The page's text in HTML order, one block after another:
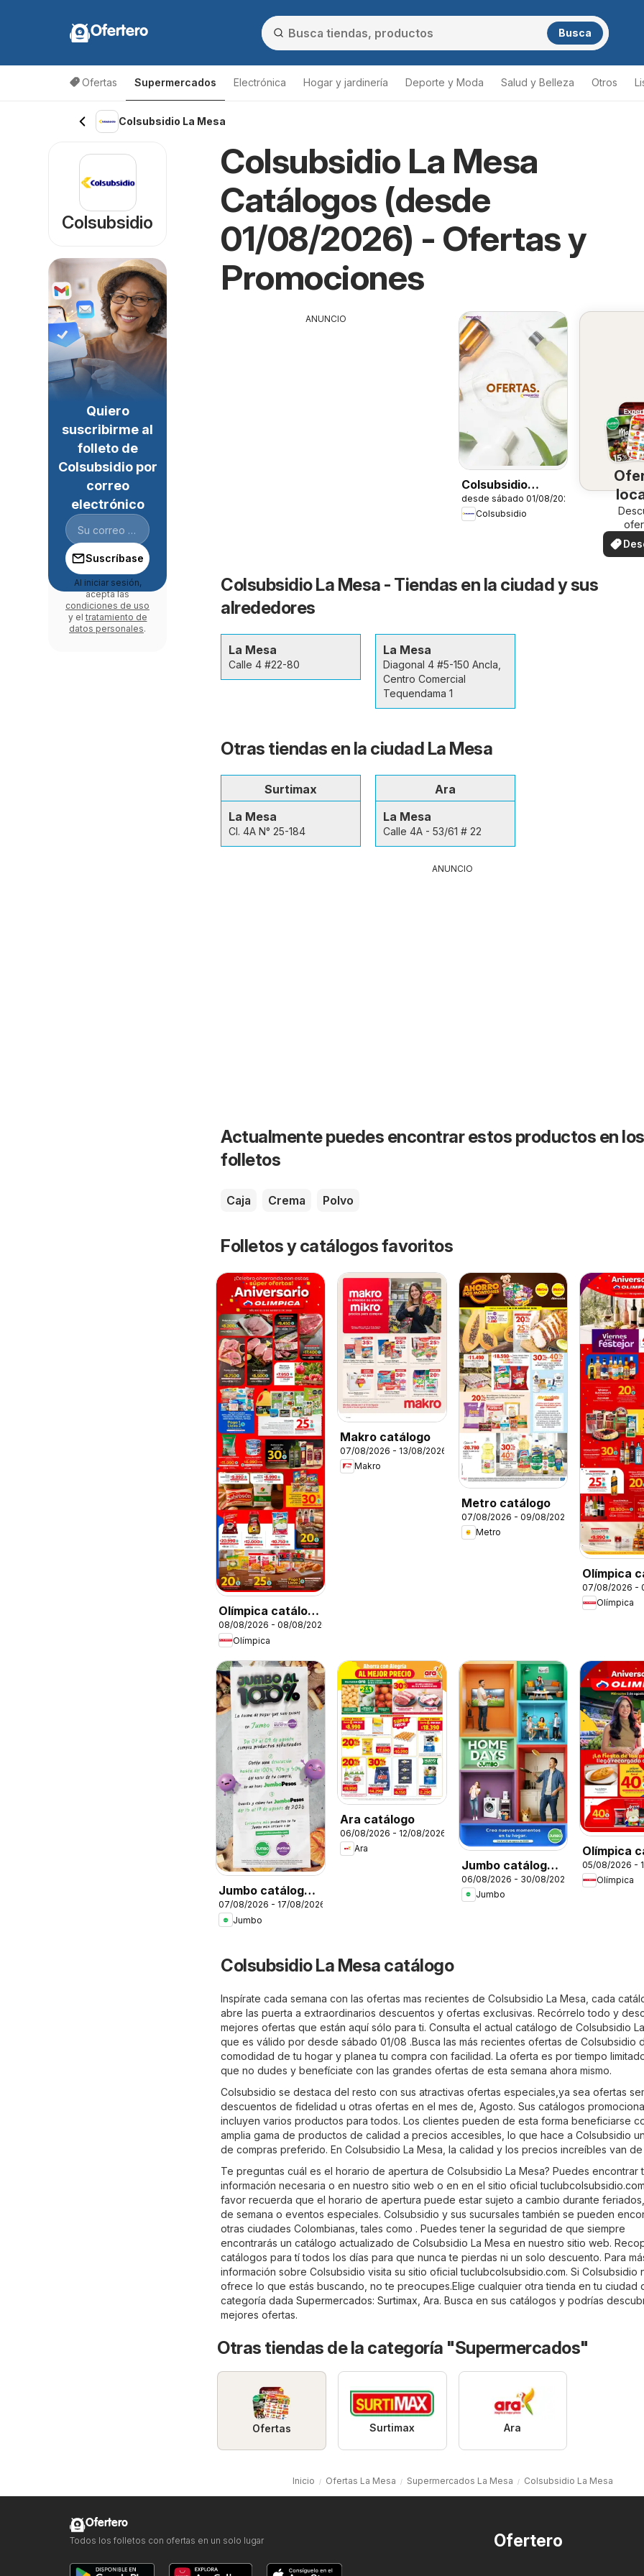
Ofertero Busca
Ofertas Supermercados Electrónica Hogar y jardinería Deporte y Moda Salud y Belleza Otros
Colsubsidio La Mesa
Colsubsidio La Mesa
Catálogos (desde
01/08/2026) - Ofertas y
Promociones
ANUNCIO
Colsubsidio
catálogo
desde sábado 01/08/2026
Colsubsidio
Colsubsidio La Mesa - Tiendas en la ciudad y sus
alrededores
La Mesa
Calle 4 #22-80
La Mesa
Diagonal 4 #5-150 Ancla,
Centro Comercial
Tequendama 1
Otras tiendas en la ciudad La Mesa
Surtimax
La Mesa
Cl. 4A N° 25-184
Ara
La Mesa
Calle 4A - 53/61 # 22
ANUNCIO
Actualmente puedes encontrar estos productos en los
folletos
Caja Crema Polvo
Folletos y catálogos favoritos
Olímpica catálogo
súper ofertas
08/08/2026 - 08/08/2026
Olímpica
Makro catálogo
07/08/2026 - 13/08/2026
Makro
Metro catálogo
07/08/2026 - 09/08/2026
Metro
Olímpica
viernes
festejar
07/08/2026 -
Olímpica
Jumbo catálogo
al 100
07/08/2026 - 17/08/2026
Jumbo
Ara catálogo
06/08/2026 - 12/08/2026
Ara
Jumbo catálogo
Home days
06/08/2026 - 30/08/2026
Jumbo
Olímpica
Miércoles
Plaza
05/08/2026 -
Olímpica
Colsubsidio La Mesa catálogo
Inspírate cada semana con las ofertas mas recientes de Colsubsidio La Mesa, cada
abre las puerta a extraordinarios descuentos y ofertas exclusivas. Recórrelo todo y
mejores ofertas que están aquí sólo para ti. Consulta el actual catálogo de Colsubsidio
que es válido por desde sábado 01/08 .Busca las más recientes ofertas de Colsubsidio
comodidad de tu hogar y planea tu compra con facilidad. La oferta es por tiempo
que no dudes y benefíciate con las grandes ofertas de esta semana ahora mismo.
Colsubsidio se destaca del resto con sus atractivas ofertas especiales,ya sea ofertas
descuentos de fidelidad u otras ofertas en el mes de, Agosto. Sus catálogos
incluyen varios productos para todos. Los clientes pueden de esta forma beneficiarse
amplia gama de productos de calidad a precios accesibles, lo que hace a Colsubsidio
de compras preferido. En Colsubsidio La Mesa, la calidad y los precios increíbles van de
Te preguntas cuál es el horario de apertura de Colsubsidio La Mesa? Puedes encontrar
información necesaria o en nuestro sitio web o en en el sitio oficial
favor recuerda que el horario de apertura puede estar sujeto a cambio durante
de semana o eventos especiales. Colsubsidio y sus sucursales también se pueden
otras ciudades Colombianas, tales como . Puedes tener la seguridad de que siempre
encontrarás un catálogo actualizado de Colsubsidio La Mesa en nuestro sitio web.
catálogos para tí todos los días para que nunca te pierdas ni un solo descuento. Para
información sobre Colsubsidio visita su sitio oficialtuclubcolsubsidio.com. Si Colsubsidio
ofrece lo que estás buscando, no te preocupes.Elige cualquier otra tienda en tu ciudad
categoría dada Supermercados: Surtimax, Ara. Busca en sus catálogos y podrías
mejores ofertas.
Otras tiendas de la categoría "Supermercados"
Ofertas Surtimax Ara
Inicio Ofertas La Mesa Supermercados La Mesa Colsubsidio La Mesa
Colsubsidio
Quiero
suscribirme al
folleto de
Colsubsidio por
correo
electrónico
Suscríbase
Al iniciar sesión,
acepta las
condiciones de uso
y el tratamiento de
datos personales.
Ofertero
Ofertero
Todos los folletos con ofertas en un solo lugar